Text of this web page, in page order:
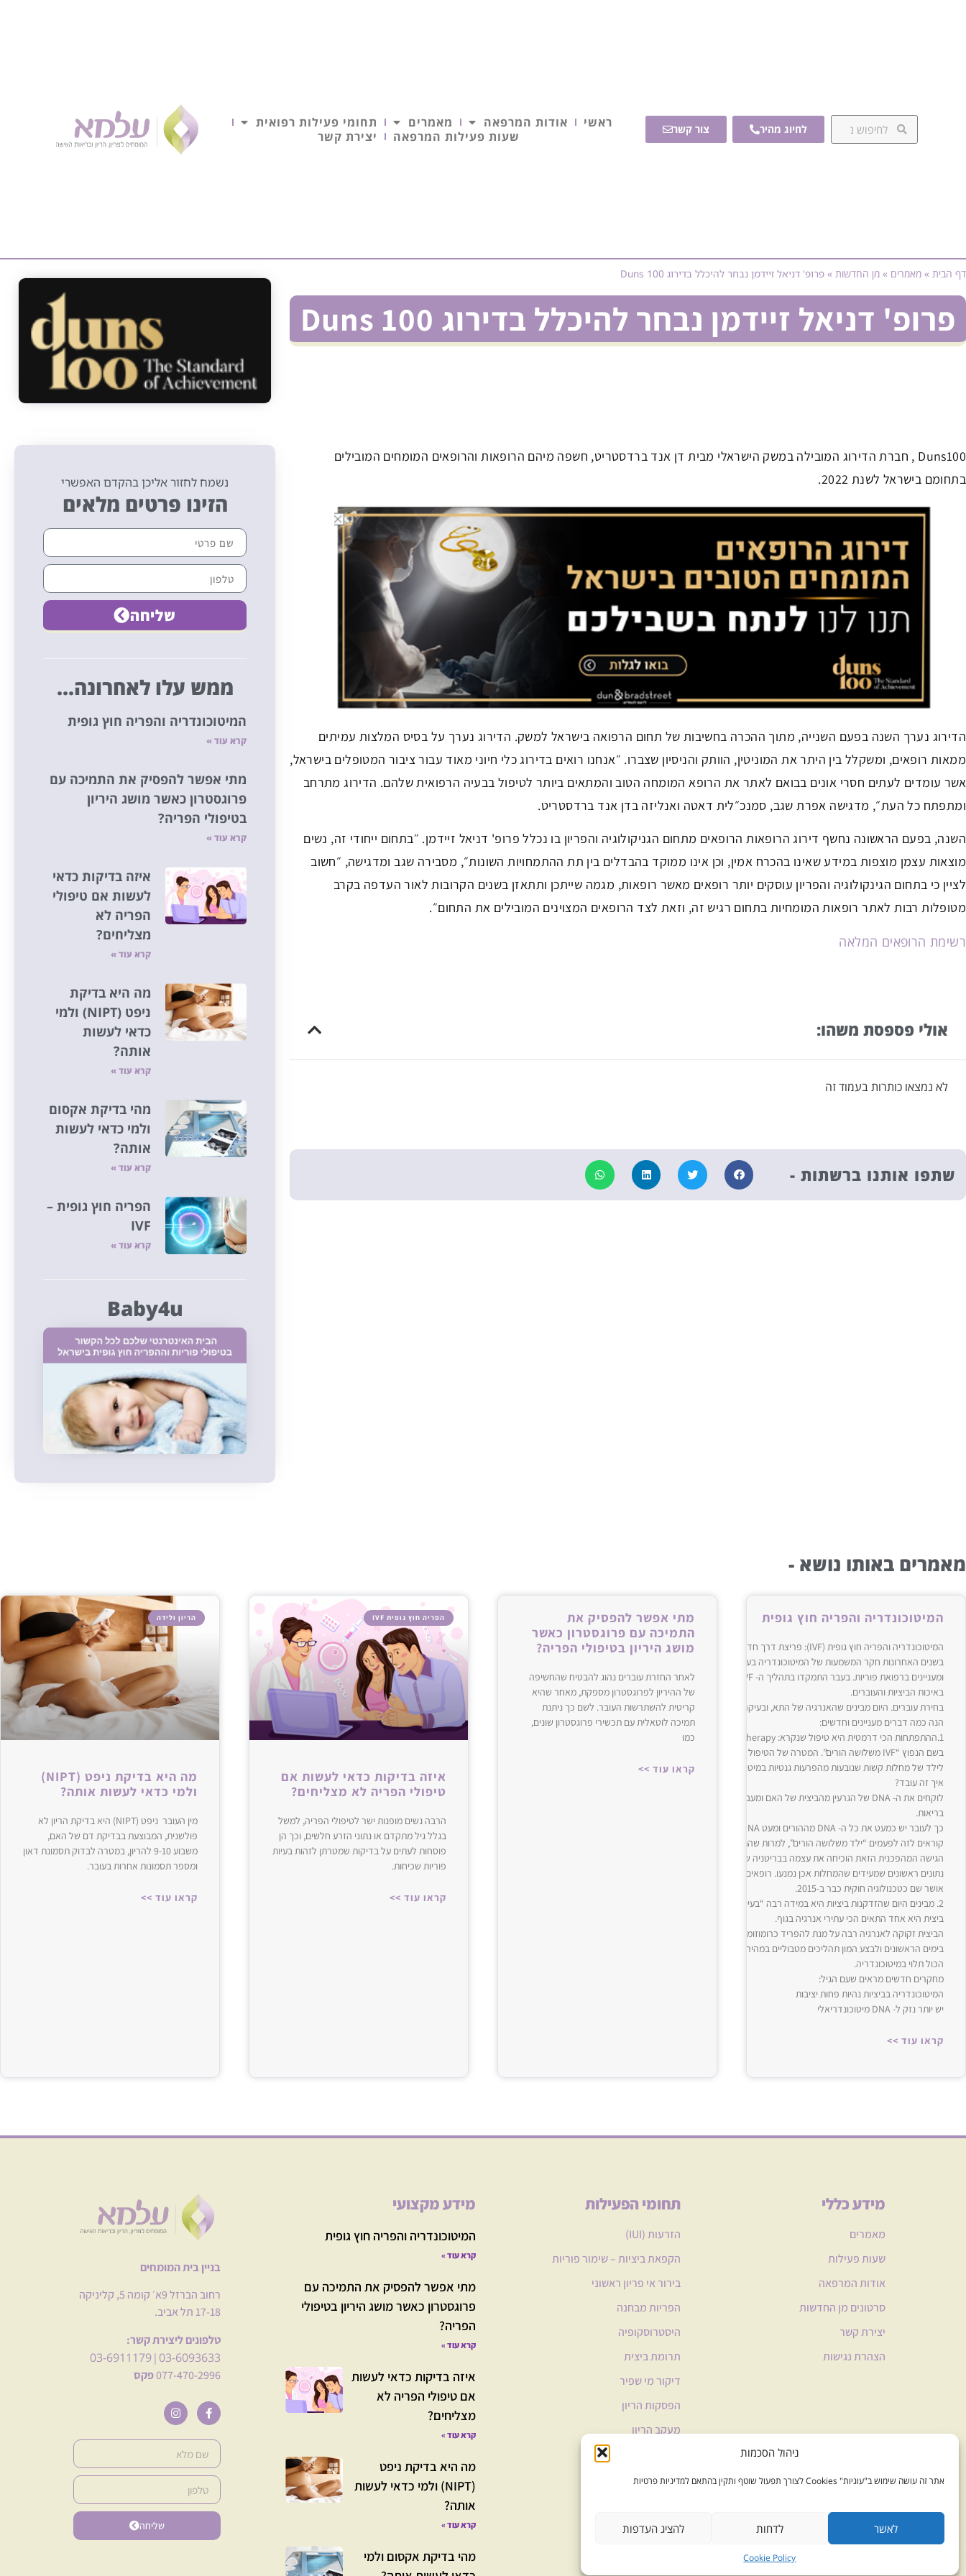
ניהול הסכמות
אתר זה עושה שימוש ב"עוגיות" Cookies לצורך תפעול שוטף ותקין בהתאם למדיניות פרטיות
לאשר לדחות להציג העדפות
Cookie Policy
לחיוג מהיר צור קשר ראשי אודות המרפאה מאמרים
תחומי פעילות רפואית
שעות פעילות המרפאה
יצירת קשר
דף הבית » מאמרים » מן החדשות » פרופ' דניאל זיידמן נבחר להיכלל בדירוג Duns 100
פרופ' דניאל זיידמן נבחר להיכלל בדירוג Duns 100
Duns100 , חברת הדירוג המובילה במשק הישראלי מבית דן אנד ברדסטריט, חשפה מיהם הרופאות והרופאים המומחים המובילים
בתחומם בישראל לשנת 2022.
הדירוג נערך השנה בפעם השנייה, מתוך ההכרה בחשיבות של תחום הרפואה בישראל למשק. הדירוג נערך על בסיס המלצות עמיתים
ממאות רופאים, ומשקלל בין היתר את המוניטין, הוותק והניסיון שצברו. ״אנחנו רואים בדירוג כלי חיוני מאוד עבור ציבור המטופלים בישראל,
אשר עומדים לעתים חסרי אונים בבואם לאתר את הרופא המומחה הטוב והמתאים ביותר לטיפול בבעיה הרפואית שלהם. הדירוג מתרחב
ומתפתח כל העת״, מדגישה אפרת שגב, סמנכ״לית דאטה ואנליזה בדן אנד ברדסטריט.
השנה, בפעם הראשונה נחשף דירוג הרופאות הרופאים מתחום הגניקולוגיה והפריון בו נכלל פרופ' דניאל זיידמן. ״בתחום ייחודי זה, נשים
מוצאות עצמן מוצפות במידע שאינו בהכרח אמין, וכן אינו ממוקד בהבדלים בין תת ההתמחויות השונות״, מסבירה שגב ומדגישה, ״חשוב
לציין כי בתחום הגינקולוגיה והפריון עוסקים יותר רופאים מאשר רופאות, מגמה שייתכן ותתאזן בשנים הקרובות לאור העדפה בקרב
מטופלות רבות לאתר רופאות המומחיות בתחום רגיש זה, וזאת לצד הרופאים המצוינים המובילים את התחום״.
רשימת הרופאים המלאה
אולי פספסת משהו:
לא נמצאו כותרות בעמוד זה
שתפו אותנו ברשתות -
נשמח לחזור אליכן בהקדם האפשרי
הזינו פרטים מלאים
שליחה
ממש עלו לאחרונה...
המיטוכונדריה והפריה חוץ גופית
קרא עוד »
מתי אפשר להפסיק את התמיכה עם
פרוגסטרון כאשר מושג היריון
בטיפולי הפריה?
קרא עוד »
איזה בדיקות כדאי
לעשות אם טיפולי
הפריה לא
מצליחים?
קרא עוד »
מה היא בדיקת
ניפט (NIPT) ולמי
כדאי לעשות
אותה?
קרא עוד »
מהי בדיקת אקסום
ולמי כדאי לעשות
אותה?
קרא עוד »
הפריה חוץ גופית –
IVF
קרא עוד »
Baby4u
מאמרים באותו נושא -
המיטוכונדריה והפריה חוץ גופית
המיטוכונדריה והפריה חוץ גופית (‌‌IVF‌‌): פריצת דרך חדשה?
ומעניינים ברפואת פוריות. בעבר התמקדו בתהליך ה- ‌‌IVF‌‌ בעיקר כהורמונים + שאיבת ביציות +‌‌
באיכות הביציות והעוברים.
בחירת עוברים. היום מבינים שהאנרגיה של התא, ובעיקר תפקוד המיטוכונדריה משחקת תפקיד עצום‌‌
הנה כמה דברים מעניינים וחדשים:
בשם הנפוץ “‌‌IVF‌‌ משלושה הורים”. המטרה של הטיפול החדשני היא למנוע העברה מהאם‌‌
לילד של מחלות קשות שנובעות מהפרעות גנטיות במיטוכונדריות.
איך זה עובד?
לוקחים את ה- ‌‌DNA‌‌ של הגרעין מהביצית של האם ומעבירים אותו לביצית של תורמת עם מיטוכונדריה‌‌
בריאות.
הגישה המהפכנית הזאת הוכיחה את עצמה בבריטניה שם נולדו כבר ילדים בריאים מהשיטה הזאת, עם‌‌
נתונים ראשונים שמעידים שהמחלות אכן נמנעו. רופאים בבריטניה מובילים כיום את התחום והטיפול‌‌
אושר שם כטכנולוגיה חוקית כבר ב-‌‌2015‌‌.
2‌‌. מבינים היום שהזדקנות ביציות היא במידה רבה “בעיית אנרגיה”
ביצית היא אחד התאים הכי עתירי אנרגיה בגוף.
הביצית זקוקה לאנרגיה רבה על מנת להפריד כרומוזומים בצורה מושלמת, לתמוך בהתפתחות העובר‌‌
בימים הראשונים ולבצע המון תהליכים מטבוליים במהירות.‌‌
הכול תלוי במיטוכונדריה.
מחקרים חדשים מראים שעם הגיל:
המיטוכונדריה בביציות נהיות פחות יציבות
יש יותר נזק ל- ‌‌DNA‌‌ מיטוכונדריאלי
קראו עוד >>
מתי אפשר להפסיק את
התמיכה עם פרוגסטרון כאשר
מושג היריון בטיפולי הפריה?
לאחר החזרת עוברים נהוג להבטיח שהחשיפה
של ההיריון לפרוגסטרון מספקת, מאחר שהיא
קריטית להשתרשות העובר. לשם כך ניתנת
תמיכה לוטאלית עם תכשירי פרוגסטרון שונים,
כמו
קראו עוד >>
הפריה חוץ גופית IVF
איזה בדיקות כדאי לעשות אם
טיפולי הפריה לא מצליחים?
הרבה נשים מופנות ישר לטיפולי הפריה, למשל
בגלל גיל מתקדם או נתוני הזרע חלשים, וכך הן
פוסחות לעתים על בדיקות שמטרתן לזהות בעיות
פוריות שכיחות.
קראו עוד >>
הריון ולידה
מה היא בדיקת ניפט (NIPT)
ולמי כדאי לעשות אותה?
מין העובר ניפט (NIPT) היא בדיקת הריון לא
פולשנית, המבוצעת בבדיקת דם של האם,
משבוע 9-10 להריון, במטרה לבדוק תסמונת דאון
ומספר תסמונות אחרות בעובר.
קראו עוד >>
מידע כללי
מאמרים
שעות פעילות
אודות המרפאה
סרטונים מן החדשות
יצירת קשר
הצהרת נגישות
תחומי הפעילות
הזרעות (IUI)
הקפאת ביציות – שימור פוריות
בירור אי פריון ראשוני
הפריות מבחנה
היסטרוסקופיה
תרומת ביצית
דיקור מי שפיר
הפסקות הריון
מעקב הריון
מידע מקצועי
המיטוכונדריה והפריה חוץ גופית
קרא עוד »
מתי אפשר להפסיק את התמיכה עם
פרוגסטרון כאשר מושג היריון בטיפולי
הפריה?
קרא עוד »
איזה בדיקות כדאי לעשות
אם טיפולי הפריה לא
מצליחים?
קרא עוד »
מה היא בדיקת ניפט
(NIPT) ולמי כדאי לעשות
אותה?
קרא עוד »
מהי בדיקת אקסום ולמי
בניין בית המומחים
רחוב הברזל 9א׳ קומה 5, קליניקה
17-18 תל אביב.
טלפונים ליצירת קשר:
03-6093633
|
03-6911179
077-470-2996פקס
שליחה